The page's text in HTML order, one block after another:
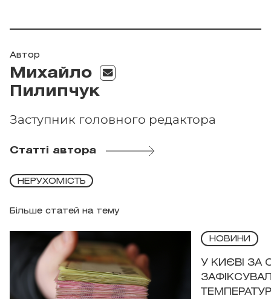
Автор
Михайло
Пилипчук
Заступник головного редактора
Статті автора
Більше статей на тему
НЕРУХОМІСТЬ
НОВИНИ
У КИЄВІ ЗА